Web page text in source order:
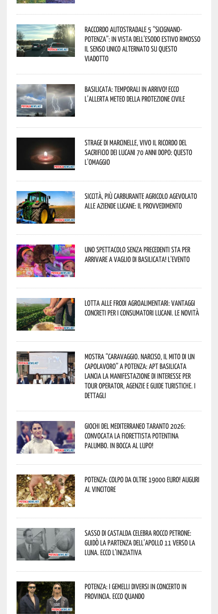
Raccordo Autostradale 5 “Sicignano-
Potenza”: in vista dell’esodo estivo rimosso
il senso unico alternato su questo
viadotto
Basilicata: temporali in arrivo! Ecco
l’allerta meteo della Protezione civile
Strage di Marcinelle, vivo il ricordo del
sacrificio dei lucani 70 anni dopo: questo
l’omaggio
Siccità, più carburante agricolo agevolato
alle aziende lucane: il provvedimento
Uno spettacolo senza precedenti sta per
arrivare a Vaglio di Basilicata! L’evento
Lotta alle frodi agroalimentari: vantaggi
concreti per i consumatori lucani. Le novità
Mostra “Caravaggio. Narciso, il mito di un
capolavoro” a Potenza: APT Basilicata
lancia la manifestazione di interesse per
Tour Operator, Agenzie e Guide Turistiche. I
dettagli
Giochi del Mediterraneo Taranto 2026:
convocata la fiorettista potentina
Palumbo. In bocca al lupo!
Potenza: colpo da oltre 19000 Euro! Auguri
al vincitore
Sasso di Castalda celebra Rocco Petrone:
guidò la partenza dell’Apollo 11 verso la
Luna. Ecco l’iniziativa
Potenza: i Gemelli DiVersi in concerto in
provincia. Ecco quando